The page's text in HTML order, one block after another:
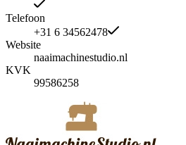
Telefoon
+31 6 34562478
Website
naaimachinestudio.nl
KVK
99586258